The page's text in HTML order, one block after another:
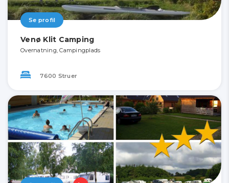
Se profil
Venø Klit Camping
Overnatning, Campingplads
7600 Struer